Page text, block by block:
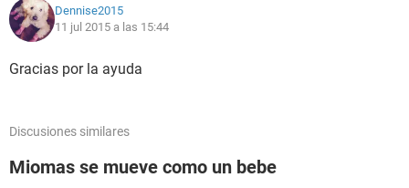
Dennise2015
11 jul 2015 a las 15:44
Gracias por la ayuda
Discusiones similares
Miomas se mueve como un bebe